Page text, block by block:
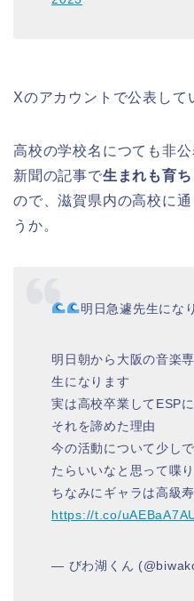
Xのアカウントで公表して
高校の学校名につても非
新聞の記事で生まれも育
ので、滋賀県内の高校に
うか。
明日急遽先生にな
明日朝から大阪の音楽
生になります
実は高校卒業してESP
それを諦めた理由
今の活動について少し
たらいいなと思って喋
ちなみにギャラは高級
https://t.co/
— びわ湖くん